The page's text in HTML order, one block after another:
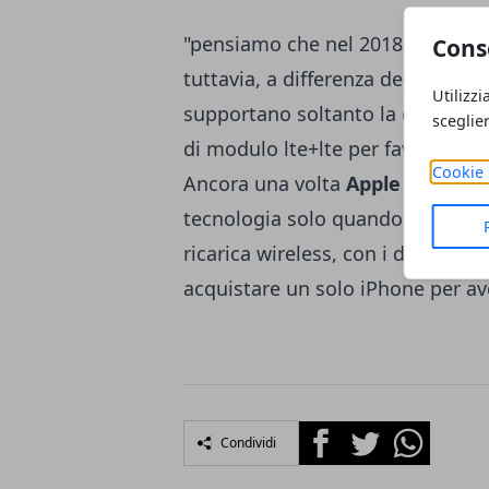
Cookie
"pensiamo che nel 2018
tuttavia, a differenza degli
supportano soltanto la
di modulo lte+lte per favorire
Ancora una volta Apple decide
tecnologia solo quando questa
ricarica wireless, con i display
acquistare un solo iPhone per
Condividi FacebookTwitterWhatsapp